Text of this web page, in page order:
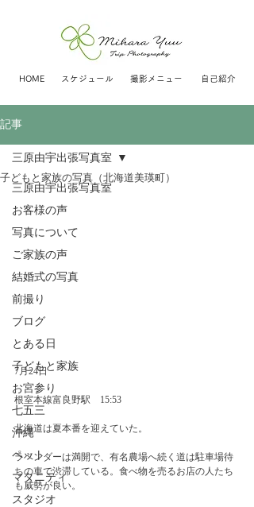
HOME スケジュール 撮影メニュー 自己紹介
記事
三原由宇出張写真室
お客様の声
写真について
ご家族の声
結婚式の写真
前撮り
ブログ
とある日
子どもと家族
お宮参り
七五三
沖縄
ペット
マタニティ
スタジオ
三原由宇出張写真室
子どもと家族の写真（北海道美瑛町）
7月24日
根室本線富良野駅　15:53
北海道は夏本番を迎えていた。
ラベンダーは満開で、有名農場へ続く道は駐車場待
ちの車で渋滞している。食べ物を売るお店の人たち
も威勢が良い。